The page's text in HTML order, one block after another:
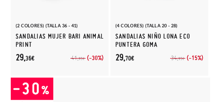
(2 COLORES) (TALLA 36 - 41)
SANDALIAS MUJER BARI ANIMAL
PRINT
41,95€ (-30%)
29,36€
(4 COLORES) (TALLA 20 - 28)
SANDALIAS NIÑO LONA ECO
PUNTERA GOMA
34,95€ (-15%)
29,70€